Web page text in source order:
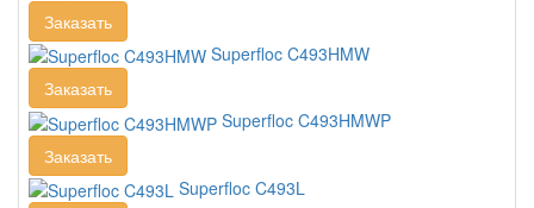
Заказать
Superfloc C493HMW
Заказать
Superfloc C493HMWP
Заказать
Superfloc C493L